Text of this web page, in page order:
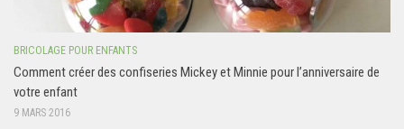
BRICOLAGE POUR ENFANTS
Comment créer des confiseries Mickey et Minnie pour l’anniversaire de
votre enfant
9 MARS 2016